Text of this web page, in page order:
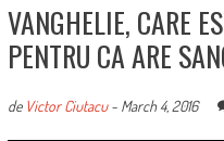
VANGHELIE, CARE
PENTRU CA ARE
de Victor Ciutacu- March 4, 2016